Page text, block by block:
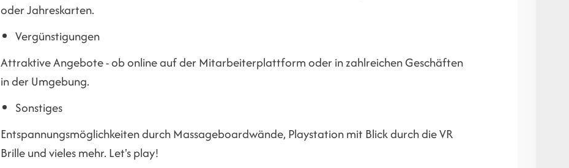
oder Jahreskarten.
Vergünstigungen
Attraktive Angebote - ob online auf der Mitarbeiterplattform oder in zahlreichen Geschäften
in der Umgebung.
Sonstiges
Entspannungsmöglichkeiten durch Massageboardwände, Playstation mit Blick durch die VR
Brille und vieles mehr. Let's play!